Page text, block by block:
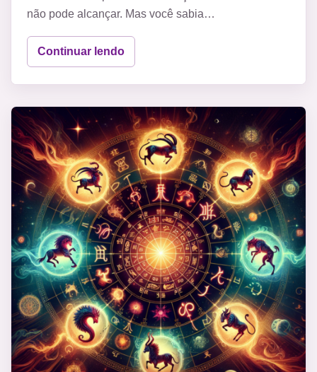
não pode alcançar. Mas você sabia…
Continuar lendo